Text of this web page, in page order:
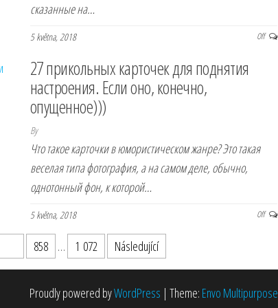
сказанные на…
5 května, 2018 Off
27 прикольных карточек для поднятия
настроения. Если оно, конечно,
опущенное)))
By
Что такое карточки в юмористическом жанре? Это такая
веселая типа фотография, а на самом деле, обычно,
однотонный фон, к которой…
5 května, 2018 Off
858 … 1 072 Následující
Proudly powered byWordPress | Theme: Envo Multipurpose